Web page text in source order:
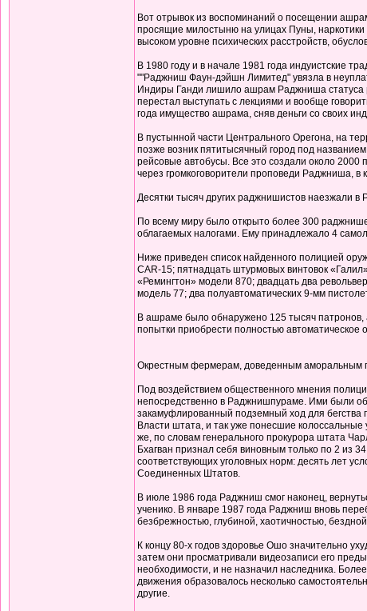
Вот отрывок из воспоминаний о посещении
просящие милостыню на улицах Пуны, наркотики
высоком уровне психических расстройств,
В 1980 году и в начале 1981 года индуистские
""Раджниш Фаун-дэйшн Лимитед" увязла в
Индиры Ганди лишило ашрам Раджниша статуса
перестал выступать с лекциями и вообще
года имущество ашрама, сняв деньги со своих
В пустынной части Центрального Орегона, на
позже возник пятитысячный город под
рейсовые автобусы. Все это создали около
через громкоговорители проповеди Раджниша, в
Десятки тысяч других раджнишистов наезжали
По всему миру было открыто более 300
облагаемых налогами. Ему принадлежало 4
Ниже приведен список найденного полицией
CAR-15; пятнадцать штурмовых винтовок
«Ремингтон» модели 870; двадцать два
модель 77; два полуавтоматических 9-мм
В ашраме было обнаружено 125 тысяч патронов,
попытки приобрести полностью автоматическое
Окрестным фермерам, доведенным аморальным
Под воздействием общественного мнения
непосредственно в Раджнишпураме. Ими были
закамуфлированный подземный ход для бегства
Власти штата, и так уже понесшие
же, по словам генерального прокурора штата
Бхагван признал себя виновным только по 2 из
соответствующих уголовных норм: десять лет
Соединенных Штатов.
В июле 1986 года Раджниш смог наконец,
ученико. В январе 1987 года Раджниш вновь
безбрежностью, глубиной, хаотичностью,
К концу 80-х годов здоровье Ошо значительно
затем они просматривали видеозаписи его
необходимости, и не назначил наследника.
движения образовалось несколько
другие.